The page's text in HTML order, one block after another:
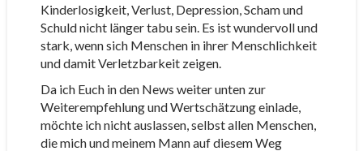
Kinderlosigkeit, Verlust, Depression, Scham und
Schuld nicht länger tabu sein. Es ist wundervoll und
stark, wenn sich Menschen in ihrer Menschlichkeit
und damit Verletzbarkeit zeigen.
Da ich Euch in den News weiter unten zur
Weiterempfehlung und Wertschätzung einlade,
möchte ich nicht auslassen, selbst allen Menschen,
die mich und meinem Mann auf diesem Weg